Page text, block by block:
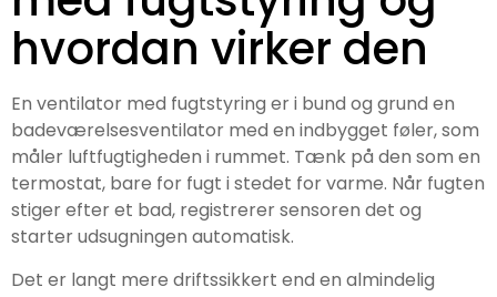
hvordan virker den
En ventilator med fugtstyring er i bund og grund en
badeværelsesventilator med en indbygget føler, som
måler luftfugtigheden i rummet. Tænk på den som en
termostat, bare for fugt i stedet for varme. Når fugten
stiger efter et bad, registrerer sensoren det og
starter udsugningen automatisk.
Det er langt mere driftssikkert end en almindelig